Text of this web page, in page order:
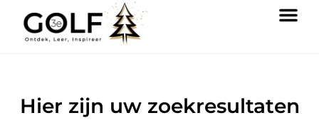
Hier zijn uw zoekresultaten